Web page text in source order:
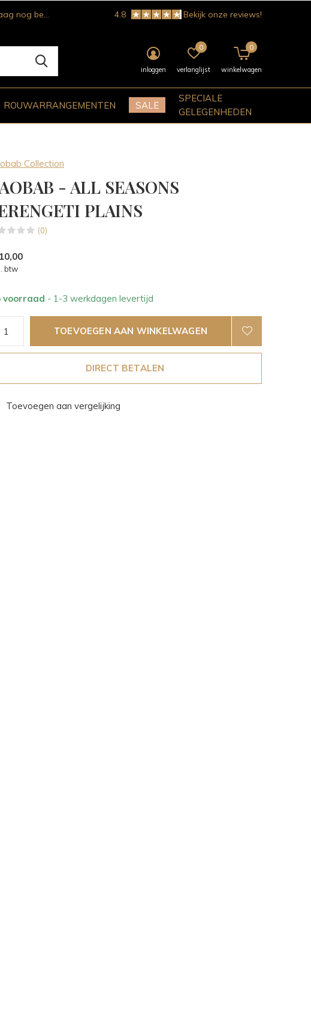
ROUWARRANGEMENTEN SALE
SPECIALE
GELEGENHEDEN
inloggen verlanglijst
0
winkelwagen
0
bezorgd! 4.8 Bekijk onze reviews!
Collection
- ALL SEASONS
PLAINS
(0)
btw
voorraad - 1-3 werkdagen levertijd
TOEVOEGEN AAN WINKELWAGEN
DIRECT BETALEN
Toevoegen aan vergelijking